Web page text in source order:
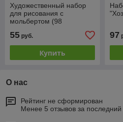
Художественный набор
для рисования с
мольбертом (98
чемоданчике)
55 руб.
Купить
97
О нас
Рейтинг не сформирован
Менее 5 отзывов за последний